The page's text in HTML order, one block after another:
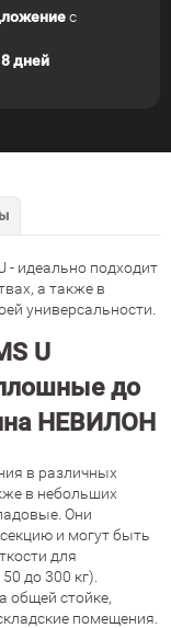
с
8 дней
- идеально подходит
а также в
универсальности.
U
до
НЕВИЛОН
в различных
в небольших
Они
и могут быть
для
до 300 кг).
общей стойке,
помещения.